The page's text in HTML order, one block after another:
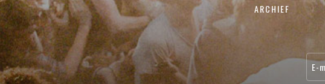
ARCHIEF